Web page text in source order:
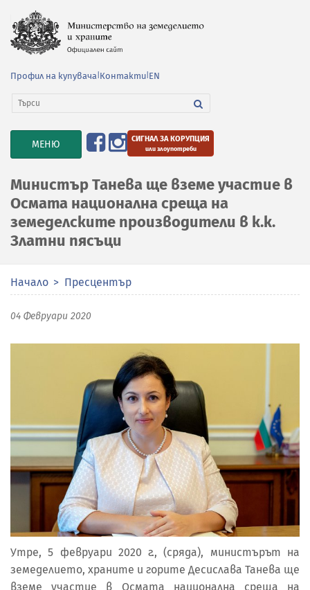
Профил на купувача Контакти EN
TOGGLE
NAVIGATION
МЕНЮ СИГНАЛ ЗА КОРУПЦИЯ
или злоупотреби
Министър Танева ще вземе участие в
Осмата национална среща на
земеделските производители в к.к.
Златни пясъци
Начало Пресцентър
04 Февруари 2020
Утре, 5 февруари 2020 г., (сряда), министърът на
земеделието, храните и горите Десислава Танева ще
вземе участие в Осмата национална среща на